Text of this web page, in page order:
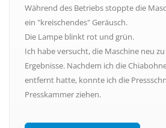
Während des Betriebs stoppte die
ein "kreischendes" Geräusch.
Die Lampe blinkt rot und grün.
Ich habe versucht, die Maschine neu
Ergebnisse. Nachdem ich die
entfernt hatte, konnte ich die
Presskammer ziehen.